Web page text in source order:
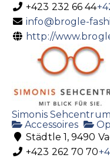
+423 232 66 44
info@brogle-
http://
Simonis
Accessoires
Städtle 1, 9490
+423 262 70 70